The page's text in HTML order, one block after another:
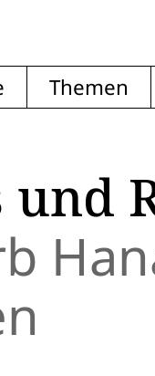
Themen